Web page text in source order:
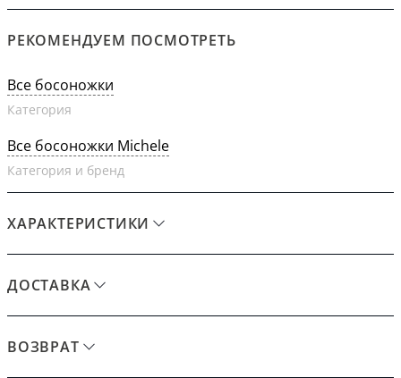
РЕКОМЕНДУЕМ ПОСМОТРЕТЬ
Все босоножки
Категория
Все босоножки Michele
Категория и бренд
ХАРАКТЕРИСТИКИ
ДОСТАВКА
ВОЗВРАТ